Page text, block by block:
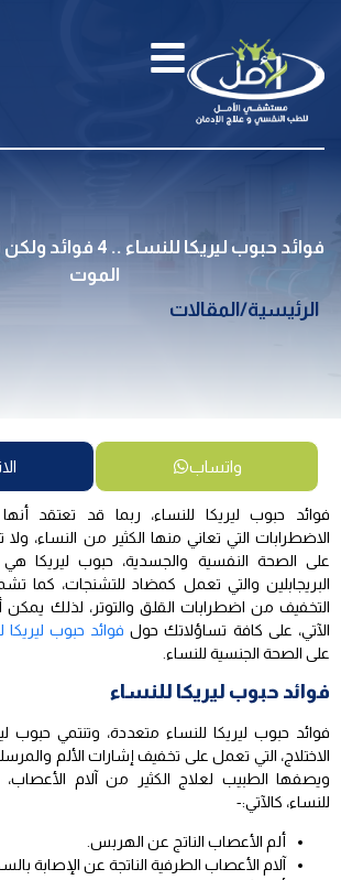
فوائد حبوب ليريكا
الموت
الرئيسية/المقالات
واتساب
فوائد حبوب ليريكا للنساء، ربما قد تعتقد أنها
الاضطرابات التي تعاني منها الكثير من النساء،
على الصحة النفسية والجسدية، حبوب ليريكا هي
البريجابلين والتي تعمل كمضاد للتشنجات، كما
التخفيف من اضطرابات القلق والتوتر، لذلك
الآتي، على كافة تساؤلاتك حول فوائد حبوب ليريكا
على الصحة الجنسية للنساء.
فوائد حبوب ليريكا للنساء
فوائد حبوب ليريكا للنساء متعددة، وتنتمي حبوب
الاختلاج، التي تعمل على تخفيف إشارات الألم
ويصفها الطبيب لعلاج الكثير من آلام
للنساء، كالآتي:-
ألم الأعصاب الناتج عن الهربس.
آلام الأعصاب الطرفية الناتجة عن الإصابة